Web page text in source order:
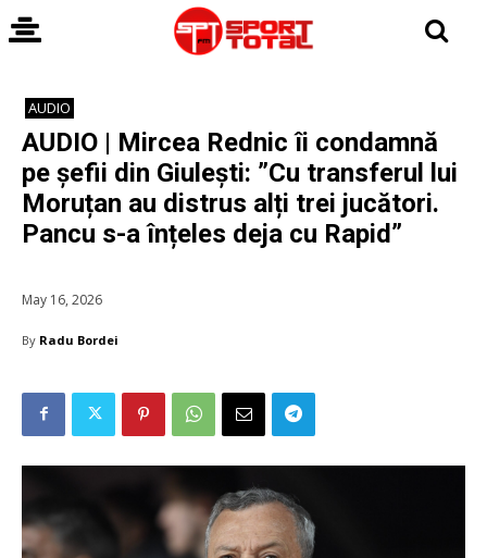
AUDIO
AUDIO | Mircea Rednic îi condamnă
pe șefii din Giulești: ”Cu transferul lui
Moruțan au distrus alți trei jucători.
Pancu s-a înțeles deja cu Rapid”
May 16, 2026
By Radu Bordei